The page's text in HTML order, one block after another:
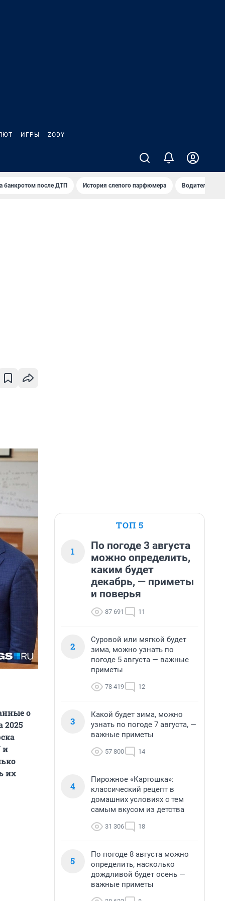
ИГРЫ ZODY
банкротом после ДТП История слепого парфюмера Водители
о
2025
и
их
ТОП 5
1
По погоде 3 августа
можно определить,
каким будет
декабрь, — приметы
и поверья
87 691 11
2
Суровой или мягкой будет
зима, можно узнать по
погоде 5 августа — важные
приметы
78 419 12
3
Какой будет зима, можно
узнать по погоде 7 августа, —
важные приметы
57 800 14
4
Пирожное «Картошка»:
классический рецепт в
домашних условиях с тем
самым вкусом из детства
31 306 18
5
По погоде 8 августа можно
определить, насколько
дождливой будет осень —
важные приметы